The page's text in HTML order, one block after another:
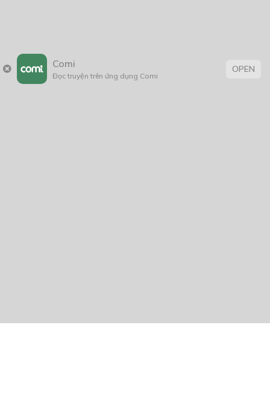
Comi
Đọc truyện trên ứng dụng Comi
OPEN